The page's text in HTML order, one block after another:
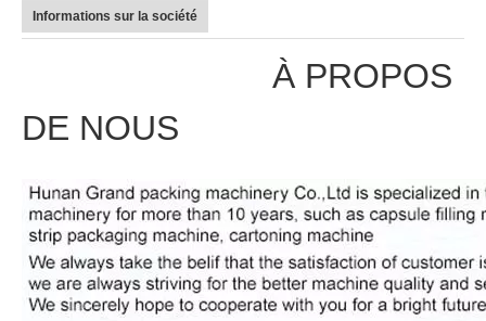
Informations sur la société
À PROPOS
DE NOUS